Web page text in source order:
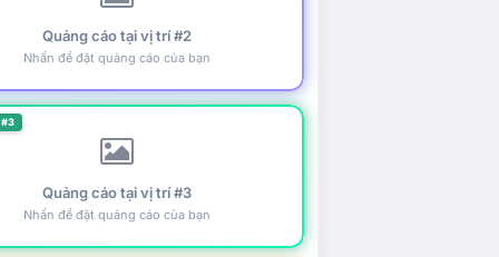
Quảng cáo tại vị trí #2
Nhấn để đặt quảng cáo của bạn
Quảng cáo tại vị trí #3
Nhấn để đặt quảng cáo của bạn